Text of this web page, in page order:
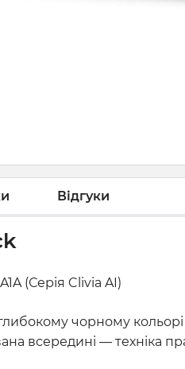
Відгуки
(Серія Clivia AI)
чорному
всередині — техніка